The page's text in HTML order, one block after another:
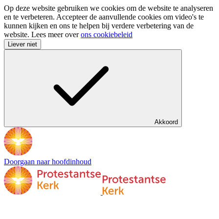
Op deze website gebruiken we cookies om de website te analyseren
en te verbeteren. Accepteer de aanvullende cookies om video's te
kunnen kijken en ons te helpen bij verdere verbetering van de
website. Lees meer overons cookiebeleid
Liever niet
Akkoord
Doorgaan naar hoofdinhoud